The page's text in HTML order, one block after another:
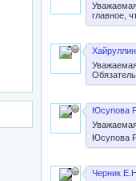
главное,
Юсупова
Юсупова
Черник